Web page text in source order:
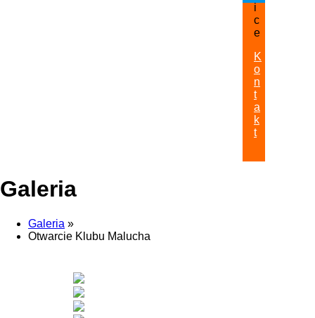
i
c
e
K
o
n
t
a
k
t
Galeria
Galeria »
Otwarcie Klubu Malucha